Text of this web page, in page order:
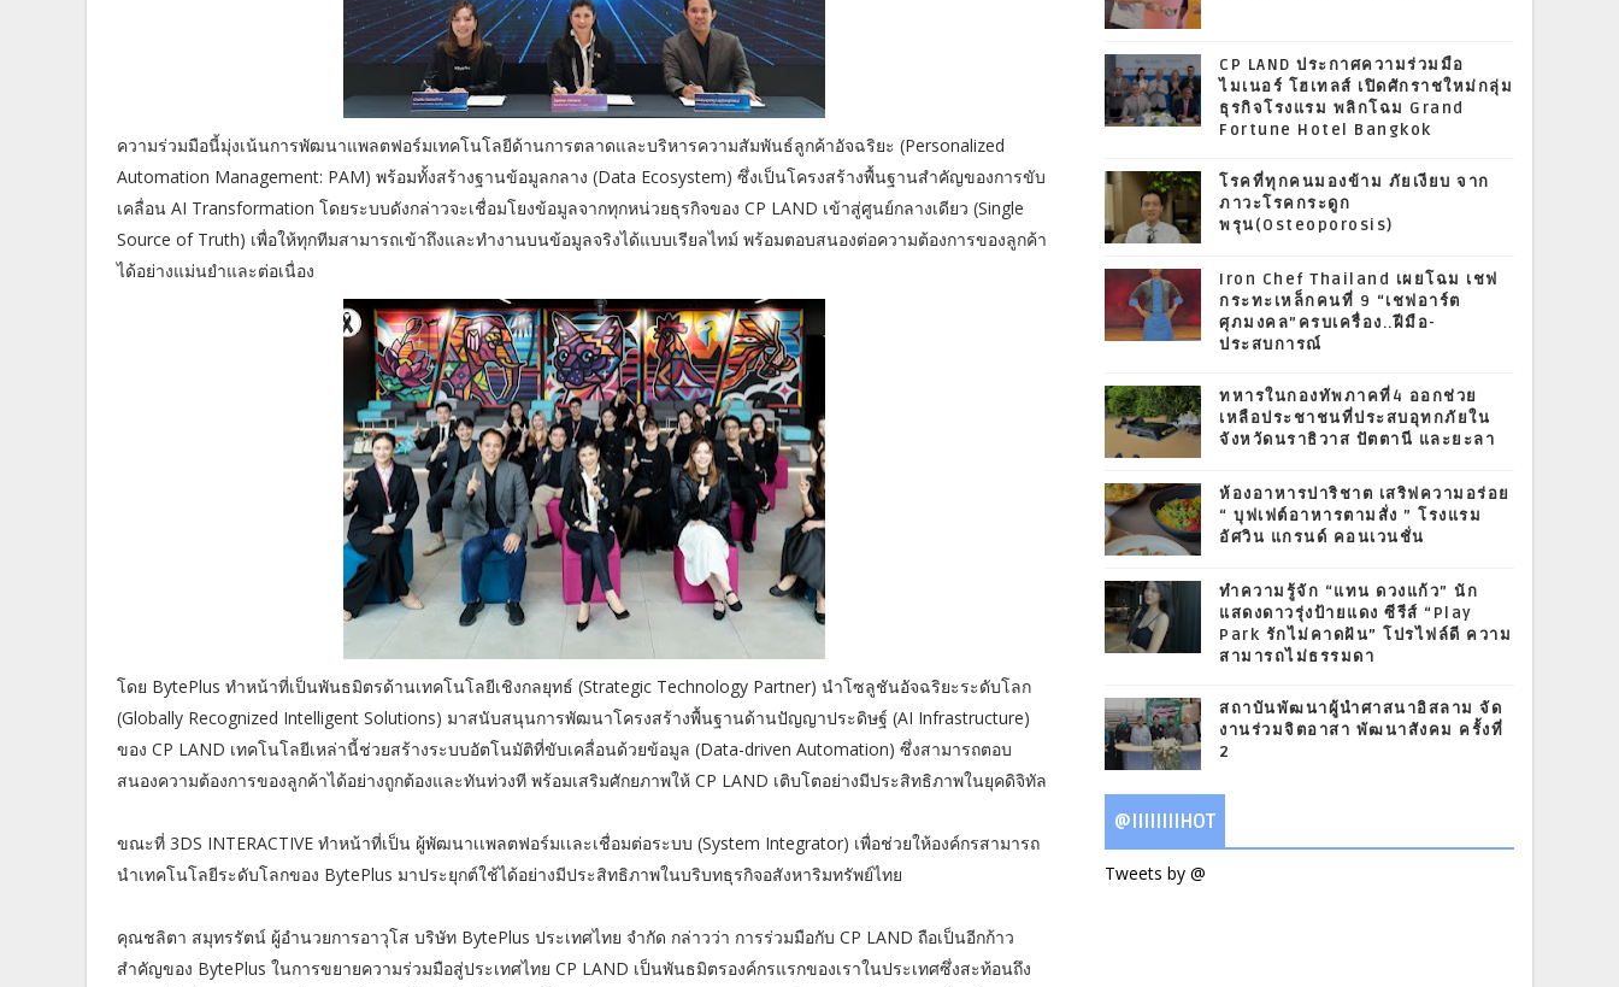
ความร่วมมือนี้มุ่งเน้นการพัฒนาแพลตฟอร์มเทคโนโลยีด้านการตลาดและบริหารความสัมพันธ์ลูกค้าอัจฉริยะ (Personalized
Automation Management: PAM) พร้อมทั้งสร้างฐานข้อมูลกลาง (Data Ecosystem) ซึ่งเป็นโครงสร้างพื้นฐานสำคัญของการขับ
เคลื่อน AI Transformation โดยระบบดังกล่าวจะเชื่อมโยงข้อมูลจากทุกหน่วยธุรกิจของ CP LAND เข้าสู่ศูนย์กลางเดียว (Single
Source of Truth) เพื่อให้ทุกทีมสามารถเข้าถึงและทำงานบนข้อมูลจริงได้แบบเรียลไทม์ พร้อมตอบสนองต่อความต้องการของลูกค้า
ได้อย่างแม่นยำและต่อเนื่อง
โดย BytePlus ทำหน้าที่เป็นพันธมิตรด้านเทคโนโลยีเชิงกลยุทธ์ (Strategic Technology Partner) นำโซลูชันอัจฉริยะระดับโลก
(Globally Recognized Intelligent Solutions) มาสนับสนุนการพัฒนาโครงสร้างพื้นฐานด้านปัญญาประดิษฐ์ (AI Infrastructure)
ของ CP LAND เทคโนโลยีเหล่านี้ช่วยสร้างระบบอัตโนมัติที่ขับเคลื่อนด้วยข้อมูล (Data-driven Automation) ซึ่งสามารถตอบ
สนองความต้องการของลูกค้าได้อย่างถูกต้องและทันท่วงที พร้อมเสริมศักยภาพให้ CP LAND เติบโตอย่างมีประสิทธิภาพในยุคดิจิทัล
ขณะที่ 3DS INTERACTIVE ทำหน้าที่เป็น ผู้พัฒนาเเพลตฟอร์มเเละเชื่อมต่อระบบ (System Integrator) เพื่อช่วยให้องค์กรสามารถ
นำเทคโนโลยีระดับโลกของ BytePlus มาประยุกต์ใช้ได้อย่างมีประสิทธิภาพในบริบทธุรกิจอสังหาริมทรัพย์ไทย
คุณชลิตา สมุทรรัตน์ ผู้อำนวยการอาวุโส บริษัท BytePlus ประเทศไทย จำกัด กล่าวว่า การร่วมมือกับ CP LAND ถือเป็นอีกก้าว
สำคัญของ BytePlus ในการขยายความร่วมมือสู่ประเทศไทย CP LAND เป็นพันธมิตรองค์กรแรกของเราในประเทศซึ่งสะท้อนถึง
CP LAND ประกาศความร่วมมือ
ไมเนอร์ โฮเทลส์ เปิดศักราชใหม่กลุ่ม
ธุรกิจโรงแรม พลิกโฉม Grand
Fortune Hotel Bangkok
โรคที่ทุกคนมองข้าม ภัยเงียบ จาก
ภาวะโรคกระดูก
พรุน(Osteoporosis)
Iron Chef Thailand เผยโฉม เชฟ
กระทะเหล็กคนที่ 9 “เชฟอาร์ต
ศุภมงคล”ครบเครื่อง..ฝีมือ-
ประสบการณ์
ทหารในกองทัพภาคที่4 ออกช่วย
เหลือประชาชนที่ประสบอุทกภัยใน
จังหวัดนราธิวาส ปัตตานี และยะลา
ห้องอาหารปาริชาต เสริฟความอร่อย
“ บุฟเฟต์อาหารตามสั่ง ” โรงแรม
อัศวิน แกรนด์ คอนเวนชั่น
ทำความรู้จัก “แทน ดวงแก้ว” นัก
แสดงดาวรุ่งป้ายแดง ซีรีส์ “Play
Park รักไม่คาดฝัน” โปรไฟล์ดี ความ
สามารถไม่ธรรมดา
สถาบันพัฒนาผู้นำศาสนาอิสลาม จัด
งานร่วมจิตอาสา พัฒนาสังคม ครั้งที่
2
@IIIIIIIIHOT
Tweets by @